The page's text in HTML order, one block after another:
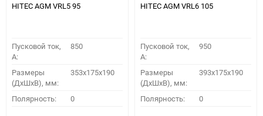
HITEC AGM VRL5 95
Пусковой ток,
A:
850
Размеры
(ДхШхВ), мм:
353x175x190
Полярность: 0
HITEC AGM VRL6 105
Пусковой ток,
A:
950
Размеры
(ДхШхВ), мм:
393x175x190
Полярность: 0